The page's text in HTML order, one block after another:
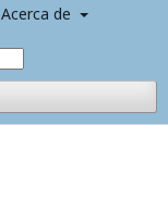
Acerca de